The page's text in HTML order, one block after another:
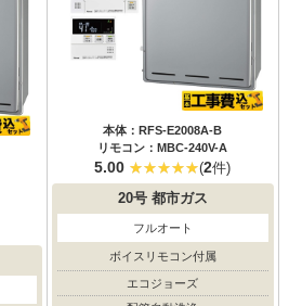
本体：RFS-E2008A-B
リモコン：MBC-240V-A
5.00 (2件)
20号都市ガス
フルオート
ボイスリモコン付属
エコジョーズ